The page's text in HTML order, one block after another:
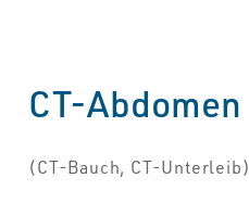
CT-Abdomen
(CT-Bauch, CT-Unterleib)